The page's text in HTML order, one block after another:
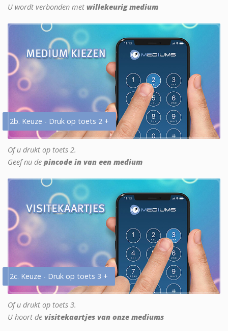
U wordt verbonden met willekeurig medium
2b. Keuze - Druk op toets 2 +
Of u drukt op toets 2.
Geef nu de pincode in van een medium
2c. Keuze - Druk op toets 3 +
Of u drukt op toets 3.
U hoort de visitekaartjes van onze mediums